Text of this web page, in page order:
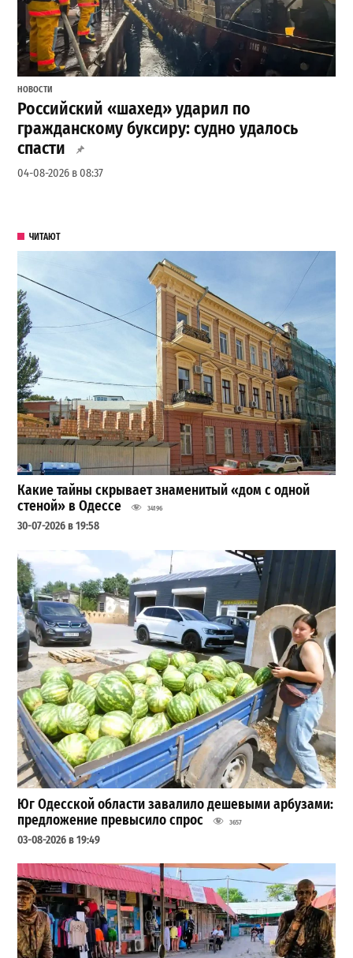
НОВОСТИ
Российский «шахед» ударил по
гражданскому буксиру: судно удалось
спасти
04-08-2026 в 08:37
ЧИТАЮТ
Какие тайны скрывает знаменитый «дом с одной
стеной» в Одессе
34196
30-07-2026 в 19:58
Юг Одесской области завалило дешевыми арбузами:
предложение превысило спрос
3657
03-08-2026 в 19:49